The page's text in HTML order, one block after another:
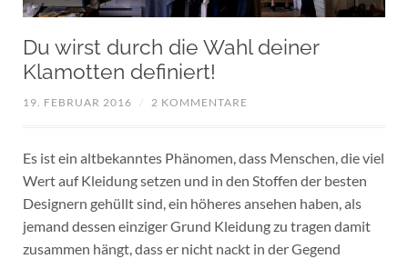
Du wirst durch die Wahl deiner
Klamotten definiert!
19. FEBRUAR 2016 / 2 KOMMENTARE
Es ist ein altbekanntes Phänomen, dass Menschen, die viel
Wert auf Kleidung setzen und in den Stoffen der besten
Designern gehüllt sind, ein höheres ansehen haben, als
jemand dessen einziger Grund Kleidung zu tragen damit
zusammen hängt, dass er nicht nackt in der Gegend